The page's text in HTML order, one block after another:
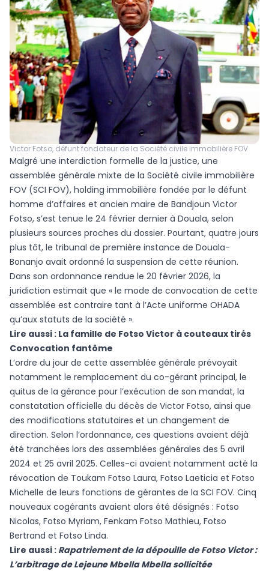
Victor Fotso, défunt fondateur de la Société civile immobilière FOV
Malgré une interdiction formelle de la justice, une
assemblée générale mixte de la Société civile immobilière
FOV (SCI FOV), holding immobilière fondée par le défunt
homme d’affaires et ancien maire de Bandjoun Victor
Fotso, s’est tenue le 24 février dernier à Douala, selon
plusieurs sources proches du dossier. Pourtant, quatre jours
plus tôt, le tribunal de première instance de Douala-
Bonanjo avait ordonné la suspension de cette réunion.
Dans son ordonnance rendue le 20 février 2026, la
juridiction estimait que « le mode de convocation de cette
assemblée est contraire tant à l’Acte uniforme OHADA
qu’aux statuts de la société ».
Lire aussi : La famille de Fotso Victor à couteaux tirés
Convocation fantôme
L’ordre du jour de cette assemblée générale prévoyait
notamment le remplacement du co-gérant principal, le
quitus de la gérance pour l’exécution de son mandat, la
constatation officielle du décès de Victor Fotso, ainsi que
des modifications statutaires et un changement de
direction. Selon l’ordonnance, ces questions avaient déjà
été tranchées lors des assemblées générales des 5 avril
2024 et 25 avril 2025. Celles-ci avaient notamment acté la
révocation de Toukam Fotso Laura, Fotso Laeticia et Fotso
Michelle de leurs fonctions de gérantes de la SCI FOV. Cinq
nouveaux cogérants avaient alors été désignés : Fotso
Nicolas, Fotso Myriam, Fenkam Fotso Mathieu, Fotso
Bertrand et Fotso Linda.
Lire aussi : Rapatriement de la dépouille de Fotso Victor :
L’arbitrage de Lejeune Mbella Mbella sollicitée